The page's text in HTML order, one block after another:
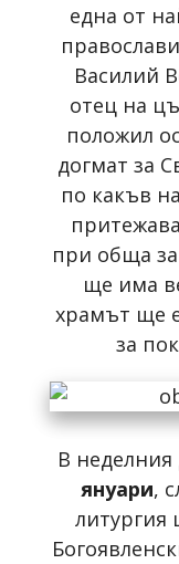
една от
Василий
отец на
положил
догмат за
по какъв
при обща
ще има
храмът ще
за
В
януари,
литургия